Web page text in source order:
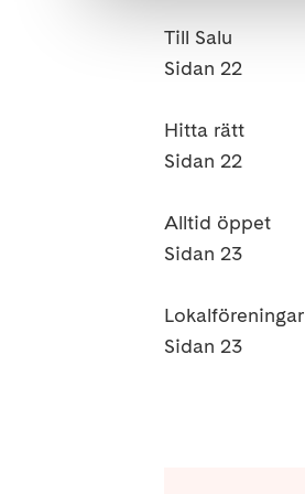
Till Salu
Sidan 22
Hitta rätt
Sidan 22
Alltid öppet
Sidan 23
Lokalföreningar
Sidan 23